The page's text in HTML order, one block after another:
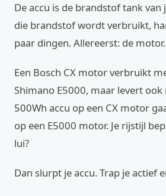
De accu is de brandstof tank van
die brandstof wordt verbruikt,
paar dingen. Allereerst: de motor.
Een Bosch CX motor verbruikt
Shimano E5000, maar levert ook
500Wh accu op een CX motor
op een E5000 motor. Je rijstijl
lui?
Dan slurpt je accu. Trap je actief